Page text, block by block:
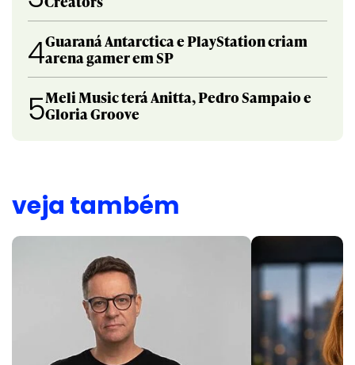
4Guaraná Antarctica e PlayStation criam
arena gamer em SP
5Meli Music terá Anitta, Pedro Sampaio e
Gloria Groove
veja também